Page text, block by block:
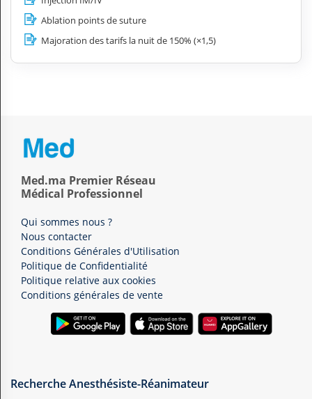
Ablation points de suture
Majoration des tarifs la nuit de 150% (×1,5)
Med.ma Premier Réseau
Médical Professionnel
Qui sommes nous ?
Nous contacter
Conditions Générales d'Utilisation
Politique de Confidentialité
Politique relative aux cookies
Conditions générales de vente
Recherche Anesthésiste-Réanimateur